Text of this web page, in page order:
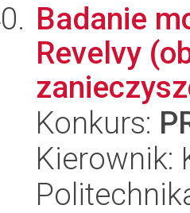
Badanie
Revelvy
Konkurs:
Kierownik: